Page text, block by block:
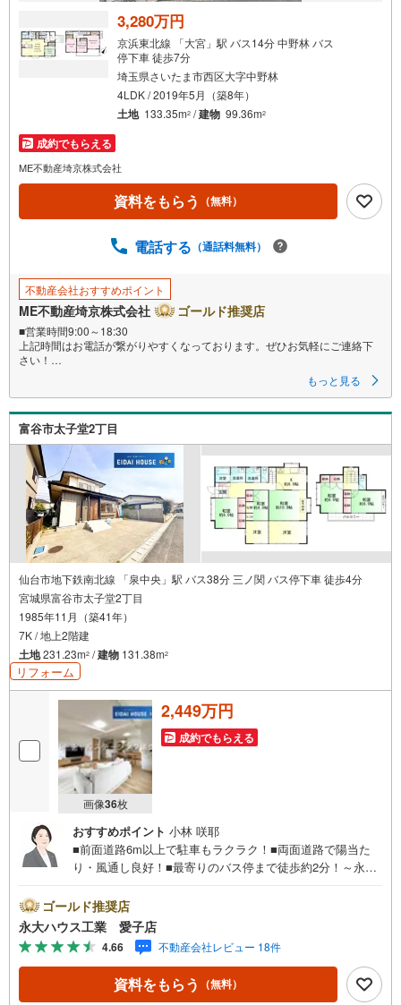
3,280万円
京浜東北線 「大宮」駅 バス14分 中野林 バス
停下車 徒歩7分
埼玉県さいたま市西区大字中野林
4LDK / 2019年5月（築8年）
土地 133.35m2 /建物 99.36m2
成約でもらえる
ME不動産埼京株式会社
資料をもらう （無料）
電話する （通話料無料）
不動産会社おすすめポイント
ME不動産埼京株式会社 ゴールド推奨店
■営業時間9:00～18:30
上記時間はお電話が繋がりやすくなっております。ぜひお気軽にご連絡下
さい！
現地を見学される場合は「室内・現地を見学する（無料）」ボタンよりご
希望の日時をご記入いただけますとスムーズにご案内が可能です。
■ご来店特典
1.ご見学、ご来店後にアンケート記入でもれなく3、000円のQUOカードプ
レゼント（1組様1回限り後日郵送）
2.未公開の物件情報をご紹介
3.不動産ご購入、ご売却、太陽光発電システムご検討中のお客様、ご紹介で
もれなくQUOカード3、000円分プレゼント
更にご紹介のお客様が弊社仲介にてご契約頂くと、1万円から最大10万円の
ご紹介料をお支払いさせて頂きます！詳しくはスタッフ迄
■県内有数の大型店舗
1.店舗敷地内に大型駐車場完備、マイカーでも安心！
2.チャイルドスペース、授乳室、ベビーベッド完備
3.他にもファミリーに優しい『あったら良いな』がここにある！ミルク用浄
水サーバー、紙おむつ、アメニティ、大型個室2部屋、各ブースモニター等
もっと見る
富谷市太子堂2丁目
仙台市地下鉄南北線 「泉中央」駅 バス38分 三ノ関 バス停下車 徒歩4分
宮城県富谷市太子堂2丁目
1985年11月（築41年）
7K / 地上2階建
土地231.23m2 /建物 131.38m2
リフォーム
画像36枚
2,449万円
成約でもらえる
おすすめポイント 小林 咲耶
■前面道路6m以上で駐車もラクラク！■両面道路で陽当た
り・風通し良好！■最寄りのバス停まで徒歩約2分！～永大
展開中！こちらでは当社の強みを大きく2つに分けてご紹
介！1.＜豊富な不動産知識＞戸建・マンション・土地...と
種別を問わず不動産を取り扱っております。更に教育施設
や商業施設、子育て環境や行政などの地域情報を総合し、
お客様により良い物件選びをして頂けるよう、しっかりと
サポートさせて頂きます。2.＜経験豊富なスタッフ＞当社
ゴールド推奨店
永大ハウス工業 愛子店
4.66 不動産会社レビュー 18件
資料をもらう （無料）